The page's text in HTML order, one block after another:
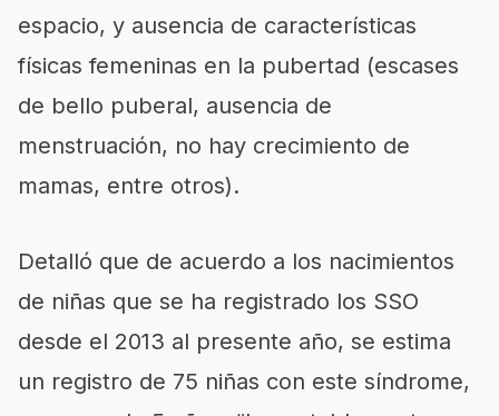
espacio, y ausencia de características
físicas femeninas en la pubertad (escases
de bello puberal, ausencia de
menstruación, no hay crecimiento de
mamas, entre otros).
Detalló que de acuerdo a los nacimientos
de niñas que se ha registrado los SSO
desde el 2013 al presente año, se estima
un registro de 75 niñas con este síndrome,